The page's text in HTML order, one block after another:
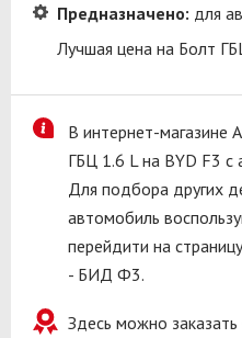
Предназначено: для
Лучшая цена на Болт
В интернет-магазине
ГБЦ 1.6 L на BYD F3
Для подбора других
автомобиль
перейдити на
- БИД Ф3.
Здесь можно